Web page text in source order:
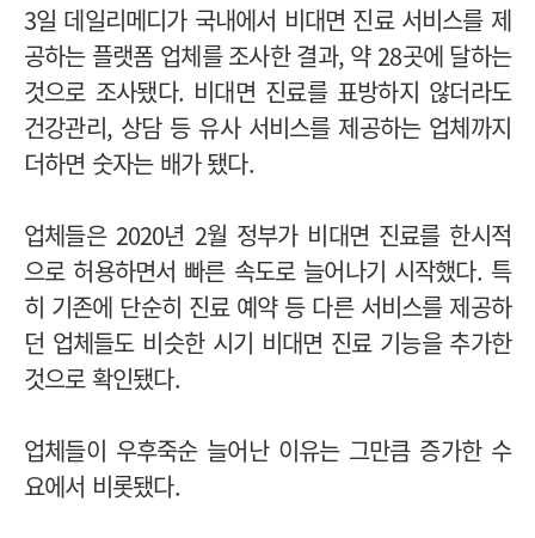
3일 데일리메디가 국내에서 비대면 진료 서비스를 제
공하는 플랫폼 업체를 조사한 결과, 약 28곳에 달하는
것으로 조사됐다. 비대면 진료를 표방하지 않더라도
건강관리, 상담 등 유사 서비스를 제공하는 업체까지
더하면 숫자는 배가 됐다.
업체들은 2020년 2월 정부가 비대면 진료를 한시적
으로 허용하면서 빠른 속도로 늘어나기 시작했다. 특
히 기존에 단순히 진료 예약 등 다른 서비스를 제공하
던 업체들도 비슷한 시기 비대면 진료 기능을 추가한
것으로 확인됐다.
업체들이 우후죽순 늘어난 이유는 그만큼 증가한 수
요에서 비롯됐다.